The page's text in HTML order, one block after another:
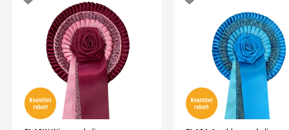
Kvantitet
rabatt
Kvantitet
rabatt